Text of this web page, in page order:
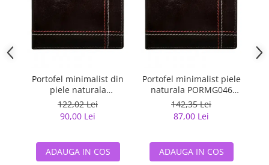
Portofel minimalist din
piele naturala
PORMG047
122,02 Lei
90,00 Lei
ADAUGA IN COS
Portofel minimalist piele
naturala PORMG046
Maron, cu portcard
detasabil
142,35 Lei
87,00 Lei
ADAUGA IN COS